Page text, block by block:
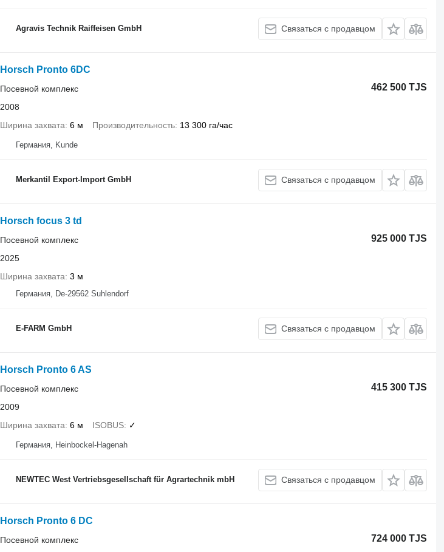
Agravis Technik Raiffeisen GmbH Связаться с продавцом
Horsch Pronto 6DC
462 500 TJS
Посевной комплекс
2008
Ширина захвата 6 м Производительность 13 300 га/час
Германия, Kunde
Merkantil Export-Import GmbH Связаться с продавцом
Horsch focus 3 td
925 000 TJS
Посевной комплекс
2025
Ширина захвата 3 м
Германия, De-29562 Suhlendorf
E-FARM GmbH Связаться с продавцом
Horsch Pronto 6 AS
415 300 TJS
Посевной комплекс
2009
Ширина захвата 6 м ISOBUS ✓
Германия, Heinbockel-Hagenah
NEWTEC West Vertriebsgesellschaft für Agrartechnik mbH Связаться с продавцом
Horsch Pronto 6 DC
724 000 TJS
Посевной комплекс